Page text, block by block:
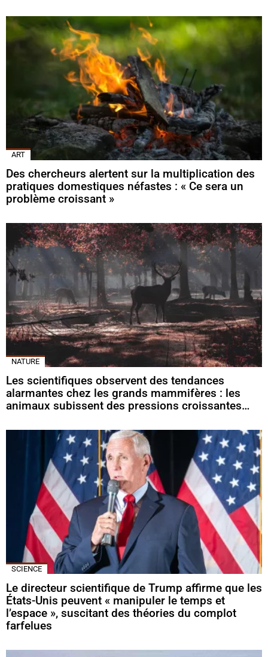
ART
Des chercheurs alertent sur la multiplication des
pratiques domestiques néfastes : « Ce sera un
problème croissant »
NATURE
Les scientifiques observent des tendances
alarmantes chez les grands mammifères : les
animaux subissent des pressions croissantes…
SCIENCE
Le directeur scientifique de Trump affirme que les
États-Unis peuvent « manipuler le temps et
l’espace », suscitant des théories du complot
farfelues